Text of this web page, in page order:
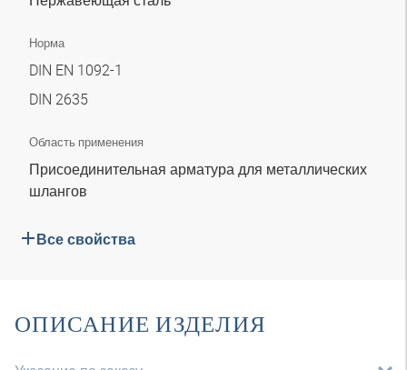
Норма
DIN EN 1092-1
DIN 2635
Область применения
Присоединительная арматура для металлических
шлангов
Все свойства
ОПИСАНИЕ ИЗДЕЛИЯ